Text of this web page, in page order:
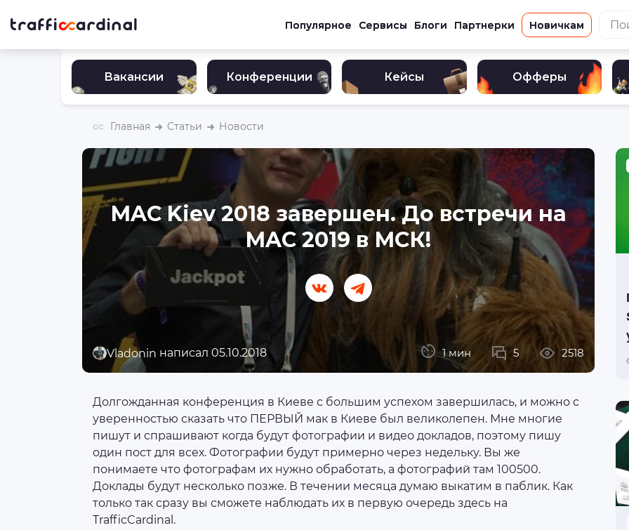
Популярное Сервисы Блоги Партнерки Новичкам
Вакансии Конференции Кейсы Офферы
Главная Статьи Новости
MAC Kiev 2018 завершен. До встречи на
MAC 2019 в МСК!
Vladonin написал 05.10.2018 1 мин 5 2518
Долгожданная конференция в Киеве с большим успехом завершилась, и можно с
уверенностью сказать что ПЕРВЫЙ мак в Киеве был великолепен. Мне многие
пишут и спрашивают когда будут фотографии и видео докладов, поэтому пишу
один пост для всех. Фотографии будут примерно через недельку. Вы же
понимаете что фотографам их нужно обработать, а фотографий там 100500.
Доклады будут несколько позже. В течении месяца думаю выкатим в паблик. Как
только так сразу вы сможете наблюдать их в первую очередь здесь на
TrafficCardinal.